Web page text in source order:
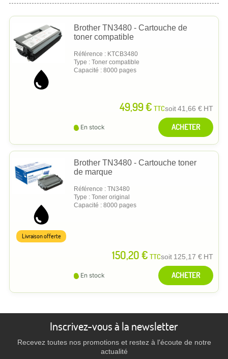
Brother TN3480 - Cartouche de
toner compatible
Référence : KTCB3480
Type : Toner compatible
Capacité : 8000 pages
49,99 € TTCsoit41,66 € HT
En stock ACHETER
Brother TN3480 - Cartouche toner
de marque
Référence : TN3480
Type : Toner original
Capacité : 8000 pages
150,20 € TTCsoit 125,17 € HT
Livraison offerte
En stock ACHETER
Inscrivez-vous à la newsletter
Recevez toutes nos promotions et restez à l'écoute de notre
actualité